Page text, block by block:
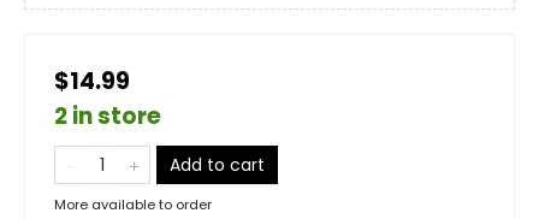
$14.99
2 in store
Add to cart
More available to order